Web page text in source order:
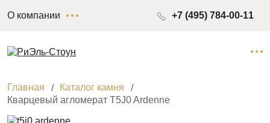
О компании +7 (495) 784-00-11
Главная
Каталог камня
Кварцевый агломерат T5J0 Ardenne